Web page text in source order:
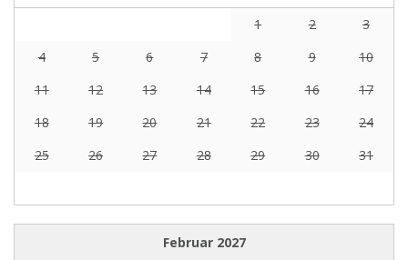
1
2
3
4
5 6 7 8 9
10
11
12 13 14 15 16
17
18
19 20 21 22 23
24
25
26 27 28 29 30 31
Februar 2027